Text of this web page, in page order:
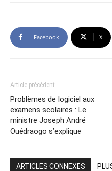
Facebook X
Article précédent
Problèmes de logiciel aux
examens scolaires : Le
ministre Joseph André
Ouédraogo s’explique
ARTICLES CONNEXES